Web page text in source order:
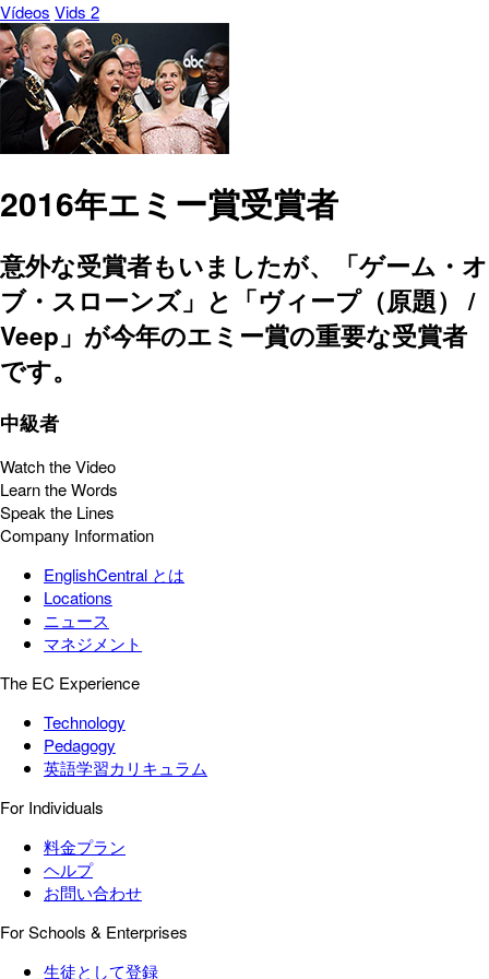
Vídeos Vids 2
2016年エミー賞受賞者
意外な受賞者もいましたが、「ゲーム・オ
ブ・スローンズ」と「ヴィープ（原題） /
Veep」が今年のエミー賞の重要な受賞者
です。
中級者
Watch the Video
Learn the Words
Speak the Lines
Company Information
EnglishCentral とは
Locations
ニュース
マネジメント
The EC Experience
Technology
Pedagogy
英語学習カリキュラム
For Individuals
料金プラン
ヘルプ
お問い合わせ
For Schools & Enterprises
生徒として登録